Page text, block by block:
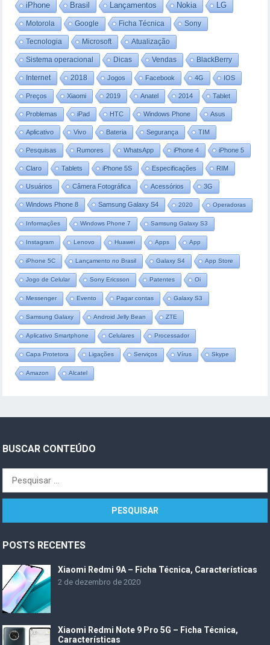
iPhone Brasil Lançamentos Nokia LG
Motorola Google Ficha Técnica Sony
Tecnologia Microsoft Atualização
Sistema operacional Dicas Vendas BlackBerry
Internet 2018 Jogos Facebook 4G IOS
Preços Xiaomi 2019 Anatel 2014 Tablet
Problemas iPad HTC Windows Phone Asus
Aplicativo Vivo Bateria Segurança TIM
Pesquisas Rumores WhatsApp iPhone 4 iPhone 5
Claro Tablets iPhone 5S Especificações RIM
Usuários Câmera Fotográfica Acessórios 3G
Windows Phone 8 Samsung Galaxy S4 2020 Operadoras
Informações Windows Phone 7 Samsung Galaxy S3
Instagram Lenovo Huawei Apps App
iPhone 5C Lançamento no Brasil Galaxy S4 App Store
Jogo de Celular Sony Ericsson Patentes Oi
Messenger Evento Pagar contas Galaxy S3
Samsung Galaxy Android Jelly Bean ZTE
Aplicativo Smartphone Celulares Processador
Capa Protetora Ligações Serviços Vírus Skype
Amazon Alcatel
BUSCAR CONTEÚDO
Pesquisar
por:
POSTS RECENTES
Xiaomi Redmi 9A – Ficha Técnica, Características
2 de dezembro de 2020
Xiaomi Redmi Note 9 Pro 5G – Ficha Técnica,
Características